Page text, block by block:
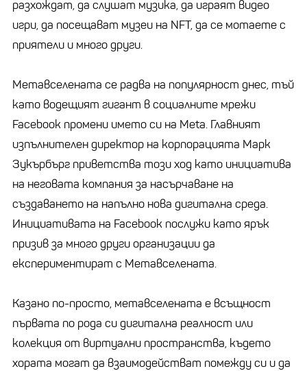
разхождат, да слушат музика, да играят видео
игри, да посещават музеи на NFT, да се мотаете с
приятели и много други.
Метавселената се радва на популярност днес, тъй
като водещият гигант в социалните мрежи
Facebook промени името си на Meta. Главният
изпълнителен директор на корпорацията Марк
Зукърбърг приветства този ход като инициатива
на неговата компания за насърчаване на
създаването на напълно нова дигитална среда.
Инициативата на Facebook послужи като ярък
призив за много други организации да
експериментират с Метавселената.
Казано по-просто, метавселената е всъщност
първата по рода си дигитална реалност или
колекция от виртуални пространства, където
хората могат да взаимодействат помежду си и да